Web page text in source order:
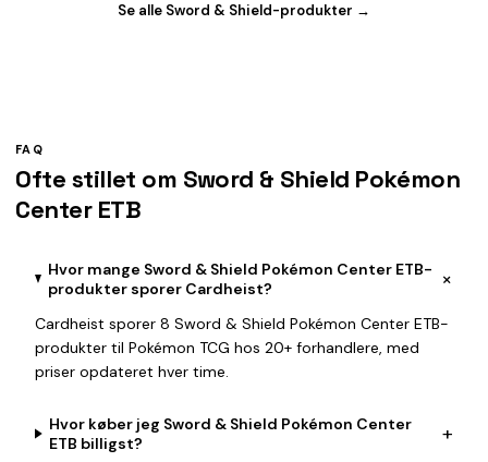
Se alle Sword & Shield-produkter →
FAQ
Ofte stillet om Sword & Shield Pokémon
Center ETB
Hvor mange Sword & Shield Pokémon Center ETB-
produkter sporer Cardheist?
+
Cardheist sporer 8 Sword & Shield Pokémon Center ETB-
produkter til Pokémon TCG hos 20+ forhandlere, med
priser opdateret hver time.
Hvor køber jeg Sword & Shield Pokémon Center
ETB billigst?
+